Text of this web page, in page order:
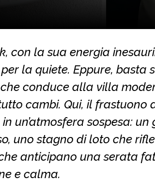
con la sua energia
la quiete. Eppure, basta
conduce alla villa
cambi. Qui, il frastuono
un’atmosfera sospesa: un
uno stagno di loto che
anticipano una serata
e calma.